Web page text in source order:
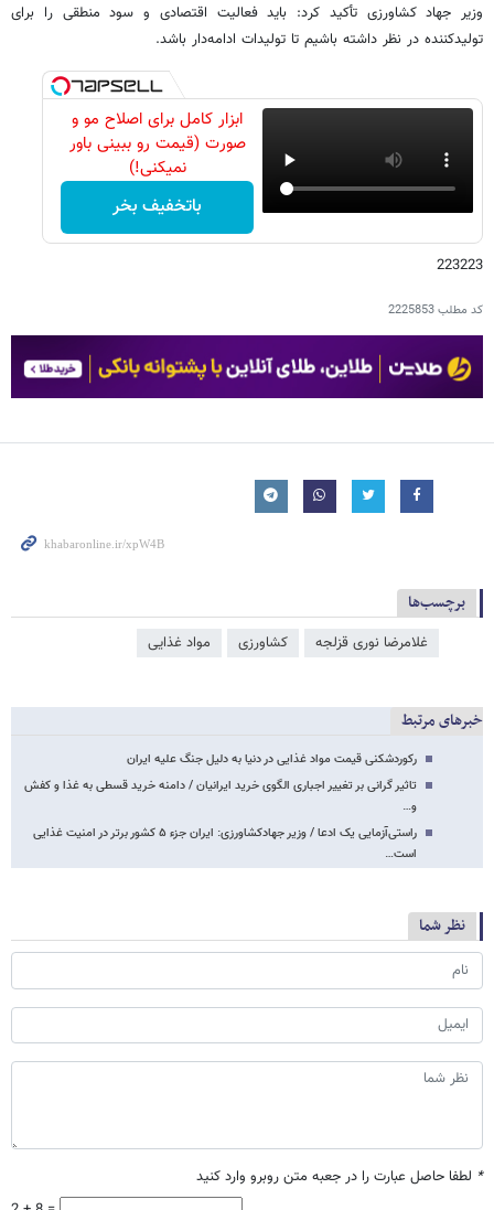
وزیر جهاد کشاورزی تأکید کرد: باید فعالیت اقتصادی و سود منطقی را برای
تولیدکننده در نظر داشته باشیم تا تولیدات ادامه‌دار باشد.
ابزار کامل برای اصلاح مو و
صورت (قیمت رو ببینی باور
نمیکنی!)
باتخفیف بخر
223223
کد مطلب2225853
برچسب‌ها
غلامرضا نوری قزلجه کشاورزی مواد غذایی
خبرهای مرتبط
رکوردشکنی قیمت مواد غذایی در دنیا به دلیل جنگ علیه ایران
تاثیر گرانی بر تغییر اجباری الگوی خرید ایرانیان / دامنه خرید قسطی به غذا و کفش
و…
راستی‌آزمایی یک ادعا / وزیر جهادکشاورزی: ایران جزء ۵ کشور برتر در امنیت غذایی
است…
نظر شما
* لطفا حاصل عبارت را در جعبه متن روبرو وارد کنید